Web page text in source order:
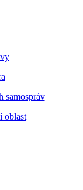
oblast